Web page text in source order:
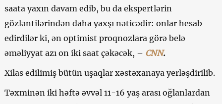
saata yaxın davam edib, bu da ekspertlərin
gözləntilərindən daha yaxşı nəticədir: onlar hesab
edirdilər ki, ən optimist proqnozlara görə belə
əməliyyat azı on iki saat çəkəcək, – CNN.
Xilas edilimiş bütün uşaqlar xəstəxanaya yerləşdirilib.
Təxminən iki həftə əvvəl 11-16 yaş arası oğlanlardan